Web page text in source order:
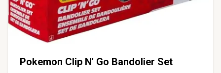
Pokemon Clip N' Go Bandolier Set